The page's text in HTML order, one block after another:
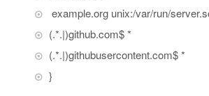
example.org unix:/var/run/server.
(.*.|)github.com$*
(.*.|)githubusercontent.com$*
}